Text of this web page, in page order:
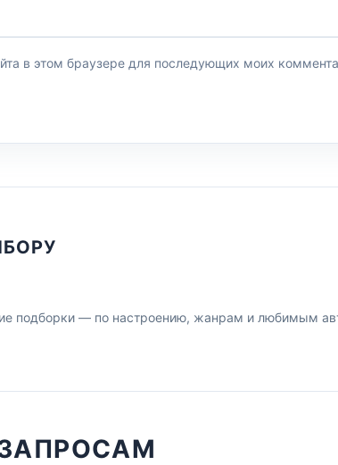
в этом браузере для последующих моих
подборки — по настроению, жанрам и любимым